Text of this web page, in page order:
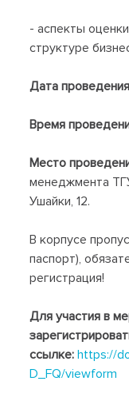
- аспекты
структуре
Дата
Время
Место
менеджмента
Ушайки, 12.
В корпусе
паспорт),
регистрация!
Для участия в
ссылке: https://
D_FQ/viewform